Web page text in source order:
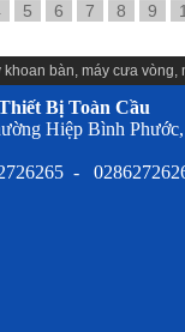
5 6 7 8 9
khoan bàn, máy cưa vòng,
Bị Toàn Cầu
Hiệp Bình
-